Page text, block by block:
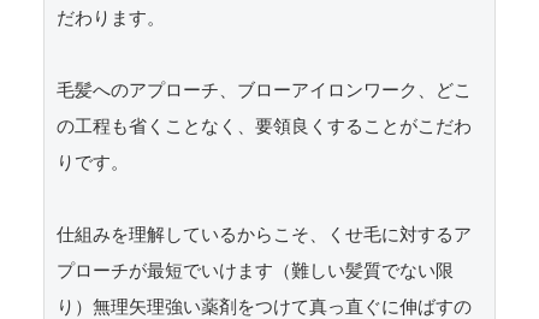
だわります。
毛髪へのアプローチ、ブローアイロンワーク、どこ
の工程も省くことなく、要領良くすることがこだわ
りです。
仕組みを理解しているからこそ、くせ毛に対するア
プローチが最短でいけます（難しい髪質でない限
り）無理矢理強い薬剤をつけて真っ直ぐに伸ばすの